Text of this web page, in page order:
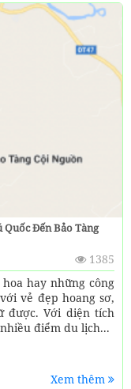
Quốc Đến Bảo Tàng
1385
hay những công
vẻ đẹp hoang sơ,
được. Với diện tích
điểm du lịch...
Xem thêm